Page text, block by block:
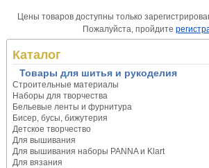
Цены товаров доступны только
Пожалуйста, пройдите
Каталог
Товары для шитья и рукоделия
Строительные материалы
Наборы для творчества
Бельевые ленты и фурнитура
Бисер, бусы, бижутерия
Детское творчество
Для вышивания
Для вышивания наборы PANNA и Klart
Для вязания